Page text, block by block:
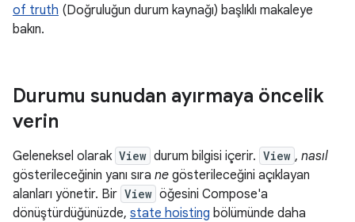
of truth (Doğruluğun durum kaynağı) başlıklı makaleye
bakın.
Durumu sunudan ayırmaya öncelik
verin
Geleneksel olarak View durum bilgisi içerir. View , nasıl
gösterileceğinin yanı sıra ne gösterileceğini açıklayan
alanları yönetir. Bir View öğesini Compose'a
dönüştürdüğünüzde, state hoisting bölümünde daha